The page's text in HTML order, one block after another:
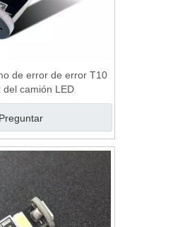
de error de error T10
del camión LED
Preguntar